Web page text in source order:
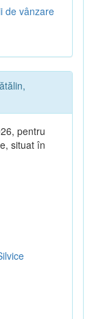
de vânzare
pentru
situat în